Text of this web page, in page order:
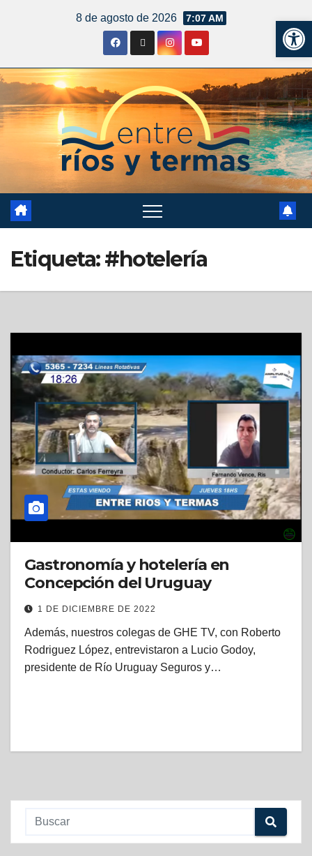
8 de agosto de 2026 7:07 AM
Etiqueta:#hotelería
Gastronomía y hotelería en
Concepción del Uruguay
1 DE DICIEMBRE DE 2022
Además, nuestros colegas de GHE TV, con Roberto
Rodriguez López, entrevistaron a Lucio Godoy,
presidente de Río Uruguay Seguros y…